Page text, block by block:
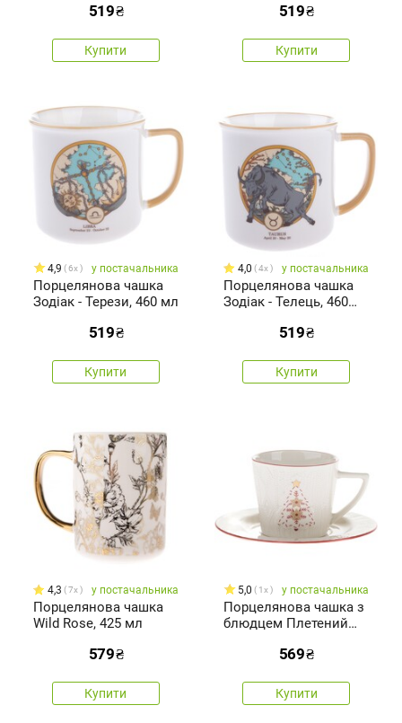
519₴
Купити
519₴
Купити
4,9 6x у постачальника
Порцелянова чашка
Зодіак - Терези, 460 мл
519₴
Купити
4,0 4x у постачальника
Порцелянова чашка
Зодіак - Телець, 460
519₴
Купити
4,3 7x у постачальника
Порцелянова чашка
Wild Rose, 425 мл
579₴
Купити
5,0 1x у постачальника
Порцелянова чашка з
блюдцем Плетений
569₴
Купити